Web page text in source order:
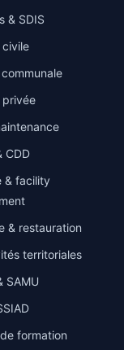
& SDIS
civile
privée
CDD
& facility
& restauration
territoriales
SAMU
formation